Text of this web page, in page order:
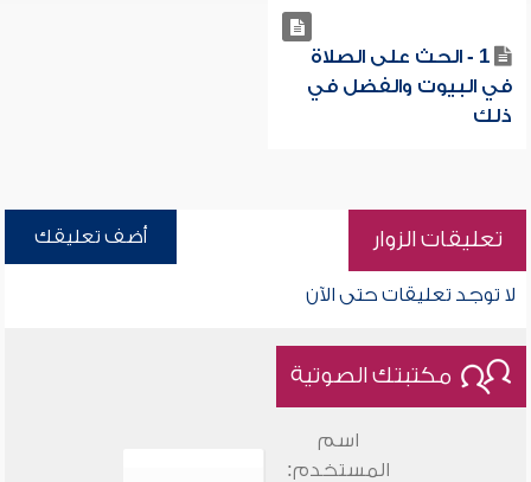
1 - الحث على الصلاة
في البيوت والفضل في
ذلك
تعليقات الزوار أضف تعليقك
لا توجد تعليقات حتى الآن
مكتبتك الصوتية
اسم
المستخدم: